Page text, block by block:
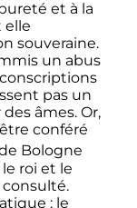
et à la
elle
souveraine.
un abus
pas un
âmes. Or,
conféré
Bologne
le roi et le
consulté.
: le